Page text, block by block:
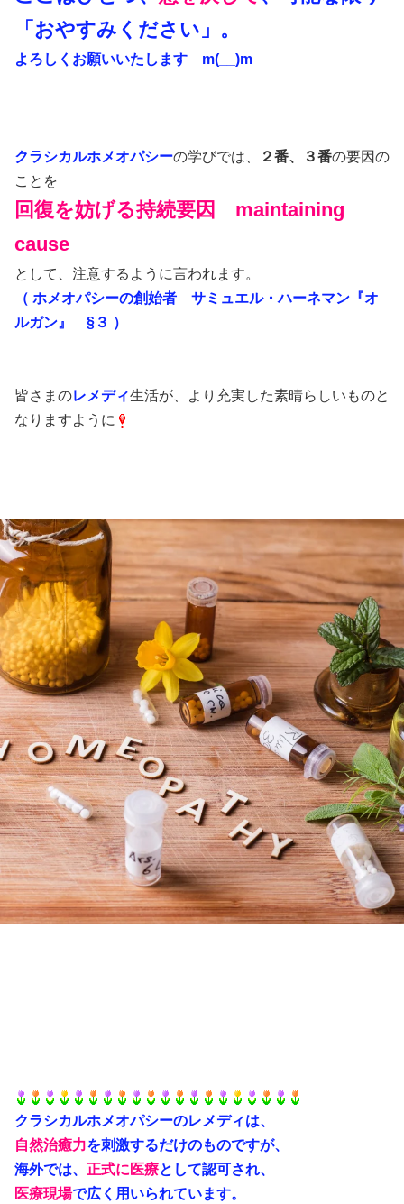
「おやすみください」。
よろしくお願いいたします m(__)m
クラシカルホメオパシーの学びでは、 ２番、３番の要因の
ことを
回復を妨げる持続要因 maintaining
cause
として、注意するように言われます。
（ ホメオパシーの創始者 サミュエル・ハーネマン『オ
ルガン』 §３ ）
皆さまのレメディ生活が、より充実した素晴らしいものと
なりますように
クラシカルホメオパシーのレメディは、
自然治癒力を刺激するだけのものですが、
海外では、 正式に 医療として認可され、
医療現場で広く用いられています。